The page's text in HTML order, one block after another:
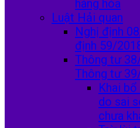
hàng hóa
Luật Hải quan
Nghị định
định 59/
Thông tư
Thông tư
Khai
do sai
chưa